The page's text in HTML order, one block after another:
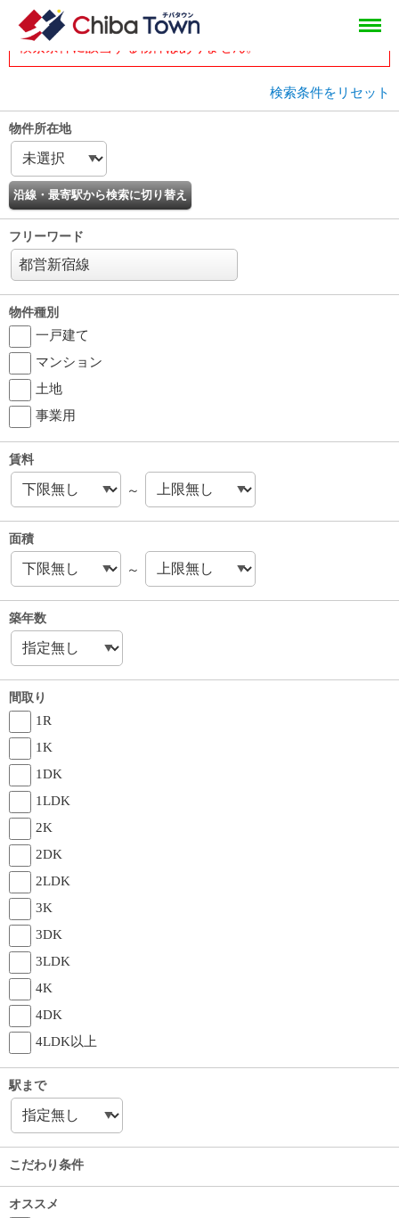
head
物件一覧
検索条件をリセット
物件所在地
フリーワード
物件種別
一戸建て
マンション
土地
事業用
賃料
～
面積
～
築年数
間取り
1R
1K
1DK
1LDK
2K
2DK
2LDK
3K
3DK
3LDK
4K
4DK
4LDK以上
駅まで
こだわり条件
オススメ